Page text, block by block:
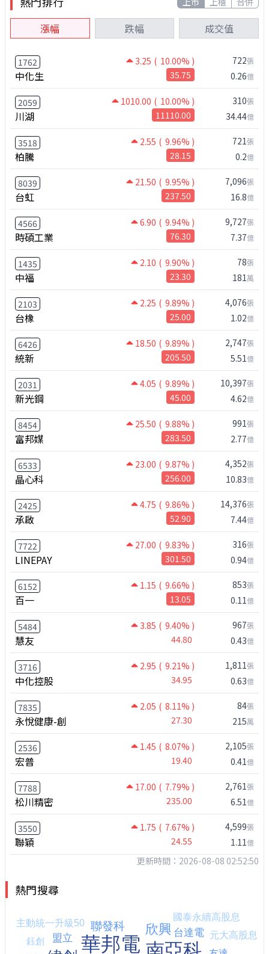
漲幅 跌幅 成交值
1762 3.25 ( 10.00% )
中化生 35.75
722張
0.26億
2059 1010.00 ( 10.00% )
川湖 11110.00
310張
34.44億
3518 2.55 ( 9.96% )
柏騰 28.15
721張
0.2億
8039 21.50 ( 9.95% )
台虹 237.50
7,096張
16.8億
4566 6.90 ( 9.94% )
時碩工業 76.30
9,727張
7.37億
1435 2.10 ( 9.90% )
中福 23.30
78張
181萬
2103 2.25 ( 9.89% )
台橡 25.00
4,076張
1.02億
6426 18.50 ( 9.89% )
統新 205.50
2,747張
5.51億
2031 4.05 ( 9.89% )
新光鋼 45.00
10,397張
4.62億
8454 25.50 ( 9.88% )
富邦媒 283.50
991張
2.77億
6533 23.00 ( 9.87% )
晶心科 256.00
4,352張
10.83億
2425 4.75 ( 9.86% )
承啟 52.90
14,376張
7.44億
7722 27.00 ( 9.83% )
LINEPAY 301.50
316張
0.94億
6152 1.15 ( 9.66% )
百一 13.05
853張
0.11億
5484 3.85 ( 9.40% )
慧友 44.80
967張
0.43億
3716 2.95 ( 9.21% )
中化控股 34.95
1,811張
0.63億
7835 2.05 ( 8.11% )
永悅健康-創 27.30
84張
215萬
2536 1.45 ( 8.07% )
宏普 19.40
2,105張
0.41億
7788 17.00 ( 7.79% )
松川精密 235.00
2,761張
6.51億
3550 1.75 ( 7.67% )
聯穎 24.55
4,599張
1.11億
更新時間：2026-08-08 02:52:50
熱門搜尋